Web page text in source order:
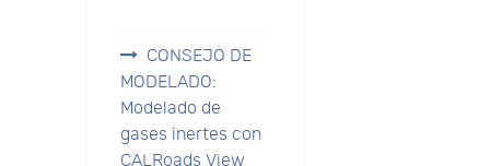
CONSEJO DE
MODELADO:
Modelado de
gases inertes con
CALRoads View